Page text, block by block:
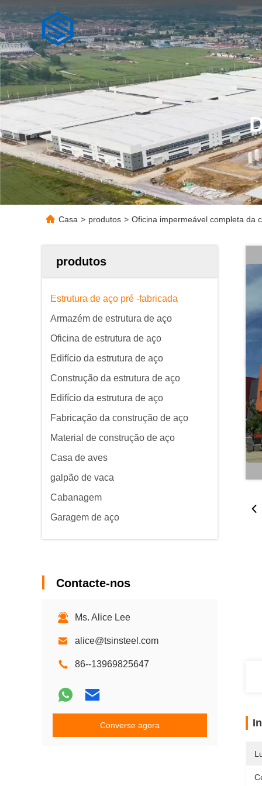
Casa > produtos > Oficina impermeável completa da
produtos
Estrutura de aço pré -fabricada
Armazém de estrutura de aço
Oficina de estrutura de aço
Edifício da estrutura de aço
Construção da estrutura de aço
Edifício da estrutura de aço
Fabricação da construção de aço
Material de construção de aço
Casa de aves
galpão de vaca
Cabanagem
Garagem de aço
Contacte-nos
Ms. Alice Lee
alice@tsinsteel.com
86--13969825647
Converse agora